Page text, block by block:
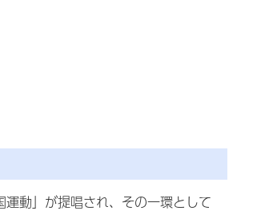
動」が提唱され、その一環として